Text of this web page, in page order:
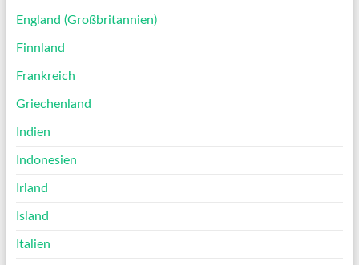
England (Großbritannien)
Finnland
Frankreich
Griechenland
Indien
Indonesien
Irland
Island
Italien